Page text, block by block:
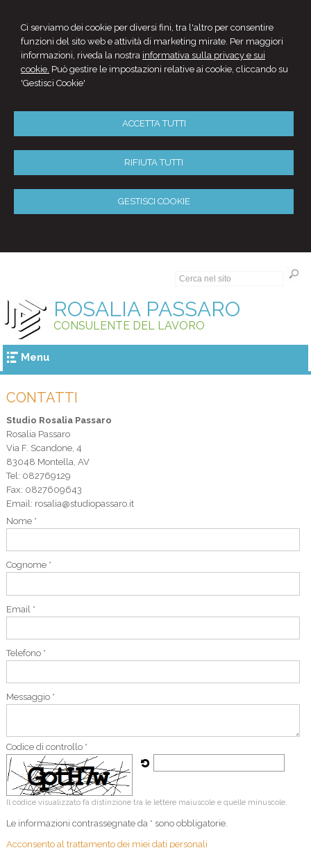
Ci serviamo dei cookie per diversi fini, tra l'altro per consentire
funzioni del sito web e attività di marketing mirate. Per maggiori
informazioni, riveda la nostra informativa sulla privacy e sui
cookie. Può gestire le impostazioni relative ai cookie, cliccando su
'Gestisci Cookie'
ACCETTA TUTTI
RIFIUTA TUTTI
GESTISCI COOKIE
ROSALIA PASSARO
CONSULENTE DEL LAVORO
Menu
CONTATTI
Studio Rosalia Passaro
Rosalia Passaro
Via F. Scandone, 4
83048 Montella, AV
Tel: 082769129
Fax: 0827609643
Email: rosalia@studiopassaro.it
Nome *
Cognome *
Email *
Telefono *
Messaggio *
Codice di controllo *
Il codice visualizzato fa distinzione tra le lettere maiuscole e quelle minuscole.
Le informazioni contrassegnate da * sono obbligatorie.
Acconsento al trattamento dei miei dati personali